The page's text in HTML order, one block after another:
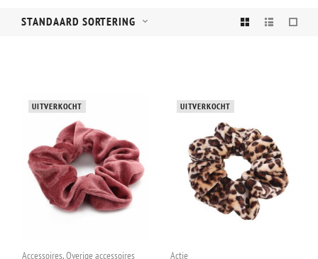
STANDAARD SORTERING
UITVERKOCHT
Accessoires,Overige accessoires
UITVERKOCHT
Actie